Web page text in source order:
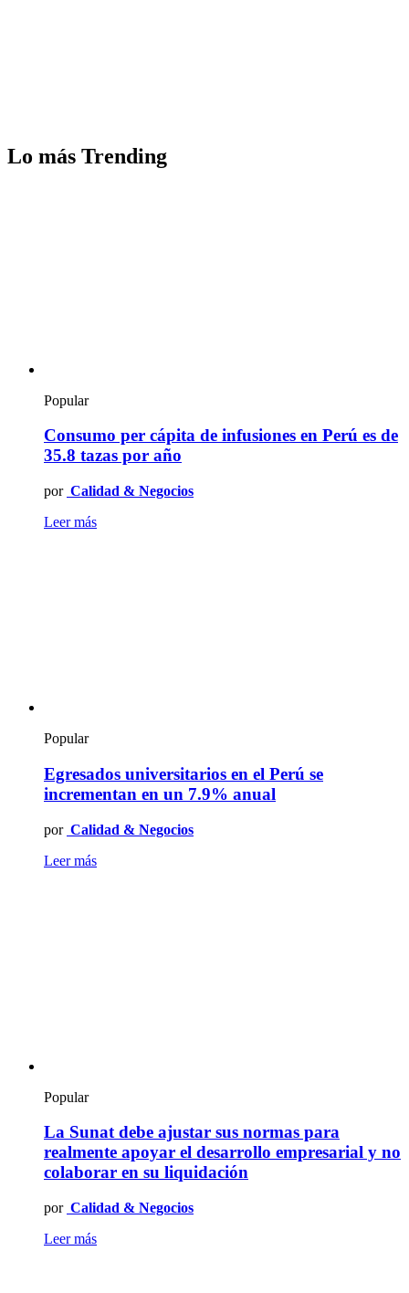
Lo más Trending
Popular
Consumo per cápita de infusiones en Perú es de
35.8 tazas por año
por Calidad & Negocios
Leer más
Popular
Egresados universitarios en el Perú se
incrementan en un 7.9% anual
por Calidad & Negocios
Leer más
Popular
La Sunat debe ajustar sus normas para
realmente apoyar el desarrollo empresarial y no
colaborar en su liquidación
por Calidad & Negocios
Leer más